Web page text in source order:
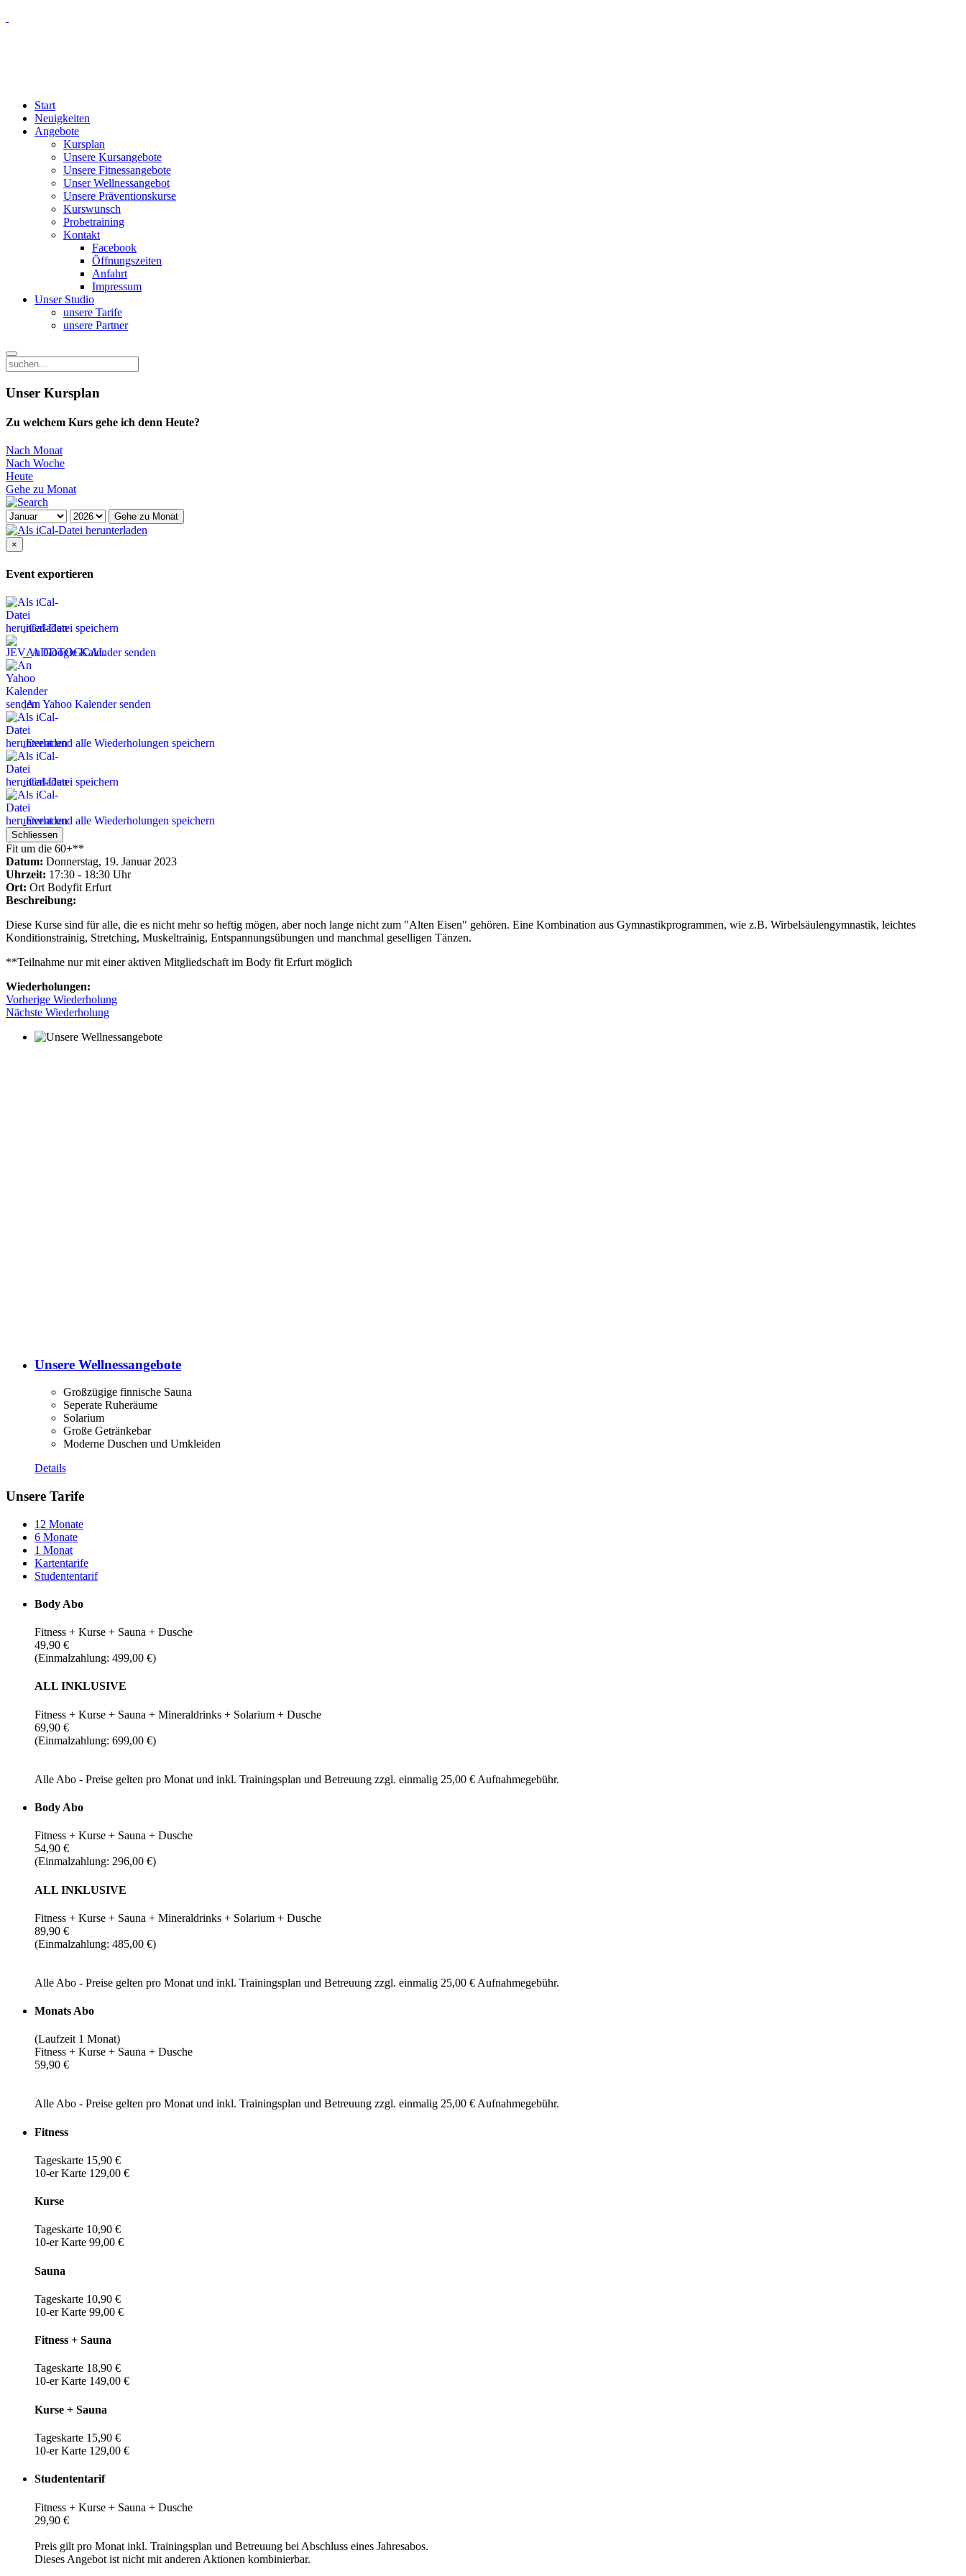
Start
Neuigkeiten
Angebote
Kursplan
Unsere Kursangebote
Unsere Fitnessangebote
Unser Wellnessangebot
Unsere Präventionskurse
Kurswunsch
Probetraining
Kontakt
Facebook
Öffnungszeiten
Anfahrt
Impressum
Unser Studio
unsere Tarife
unsere Partner
Unser Kursplan
Zu welchem Kurs gehe ich denn Heute?
Nach Monat
Nach Woche
Heute
Gehe zu Monat
Gehe zu Monat
×
Event exportieren
iCal-Datei speichern
An Google Kalender senden
An Yahoo Kalender senden
Event und alle Wiederholungen speichern
iCal-Datei speichern
Event und alle Wiederholungen speichern
Schliessen
Fit um die 60+**
Datum: Donnerstag, 19. Januar 2023
Uhrzeit: 17:30 - 18:30 Uhr
Ort: Ort Bodyfit Erfurt
Beschreibung:
Diese Kurse sind für alle, die es nicht mehr so heftig mögen, aber noch lange nicht zum "Alten Eisen" gehören. Eine Kombination aus Gymnastikprogrammen, wie z.B. Wirbelsäulengymnastik, leichtes
Konditionstrainig, Stretching, Muskeltrainig, Entspannungsübungen und manchmal geselligen Tänzen.
**Teilnahme nur mit einer aktiven Mitgliedschaft im Body fit Erfurt möglich
Wiederholungen:
Vorherige Wiederholung
Nächste Wiederholung
Unsere Wellnessangebote
Großzügige finnische Sauna
Seperate Ruheräume
Solarium
Große Getränkebar
Moderne Duschen und Umkleiden
Details
Unsere Tarife
12 Monate
6 Monate
1 Monat
Kartentarife
Studententarif
Body Abo
Fitness + Kurse + Sauna + Dusche
49,90 €
(Einmalzahlung: 499,00 €)
ALL INKLUSIVE
Fitness + Kurse + Sauna + Mineraldrinks + Solarium + Dusche
69,90 €
(Einmalzahlung: 699,00 €)
Alle Abo - Preise gelten pro Monat und inkl. Trainingsplan und Betreuung zzgl. einmalig 25,00 € Aufnahmegebühr.
Body Abo
Fitness + Kurse + Sauna + Dusche
54,90 €
(Einmalzahlung: 296,00 €)
ALL INKLUSIVE
Fitness + Kurse + Sauna + Mineraldrinks + Solarium + Dusche
89,90 €
(Einmalzahlung: 485,00 €)
Alle Abo - Preise gelten pro Monat und inkl. Trainingsplan und Betreuung zzgl. einmalig 25,00 € Aufnahmegebühr.
Monats Abo
(Laufzeit 1 Monat)
Fitness + Kurse + Sauna + Dusche
59,90 €
Alle Abo - Preise gelten pro Monat und inkl. Trainingsplan und Betreuung zzgl. einmalig 25,00 € Aufnahmegebühr.
Fitness
Tageskarte 15,90 €
10-er Karte 129,00 €
Kurse
Tageskarte 10,90 €
10-er Karte 99,00 €
Sauna
Tageskarte 10,90 €
10-er Karte 99,00 €
Fitness + Sauna
Tageskarte 18,90 €
10-er Karte 149,00 €
Kurse + Sauna
Tageskarte 15,90 €
10-er Karte 129,00 €
Studententarif
Fitness + Kurse + Sauna + Dusche
29,90 €
Preis gilt pro Monat inkl. Trainingsplan und Betreuung bei Abschluss eines Jahresabos.
Dieses Angebot ist nicht mit anderen Aktionen kombinierbar.